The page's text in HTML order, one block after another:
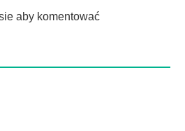
aby komentować